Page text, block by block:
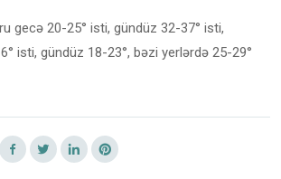
gecə 20-25° isti, gündüz 32-37° isti,
isti, gündüz 18-23°, bəzi yerlərdə 25-29°